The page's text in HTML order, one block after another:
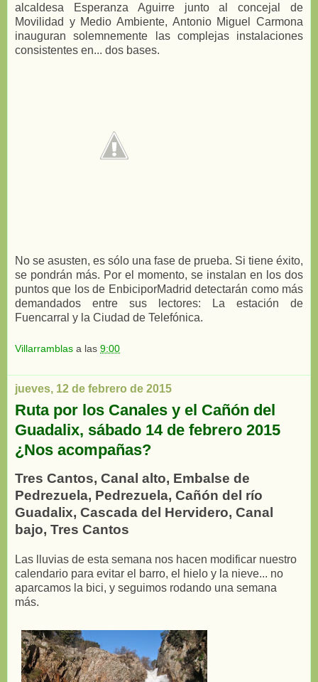
alcaldesa Esperanza Aguirre junto al concejal de
Movilidad y Medio Ambiente, Antonio Miguel Carmona
inauguran solemnemente las complejas instalaciones
consistentes en... dos bases.
No se asusten, es sólo una fase de prueba. Si tiene éxito,
se pondrán más. Por el momento, se instalan en los dos
puntos que los de EnbiciporMadrid detectarán como más
demandados entre sus lectores: La estación de
Fuencarral y la Ciudad de Telefónica.
Villarramblas a las 9:00
jueves, 12 de febrero de 2015
Ruta por los Canales y el Cañón del
Guadalix, sábado 14 de febrero 2015
¿Nos acompañas?
Tres Cantos, Canal alto, Embalse de
Pedrezuela, Pedrezuela, Cañón del río
Guadalix, Cascada del Hervidero, Canal
bajo, Tres Cantos
Las lluvias de esta semana nos hacen modificar nuestro
calendario para evitar el barro, el hielo y la nieve... no
aparcamos la bici, y seguimos rodando una semana
más.